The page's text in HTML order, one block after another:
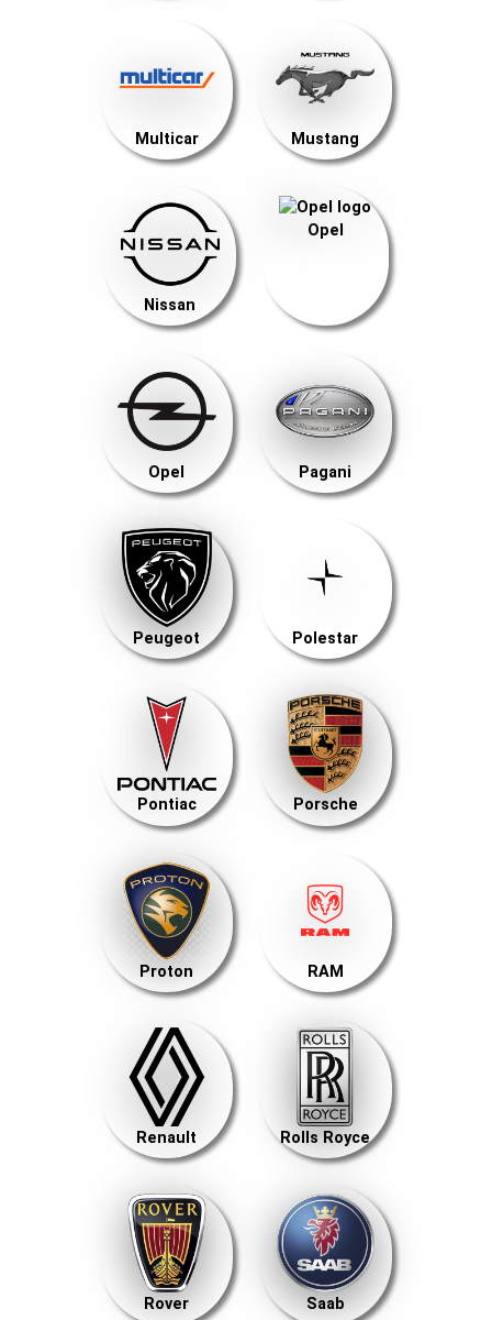
Multicar Mustang
Nissan
Opel
Opel Pagani
Peugeot Polestar
Pontiac Porsche
Proton RAM
Renault Rolls Royce
Rover Saab